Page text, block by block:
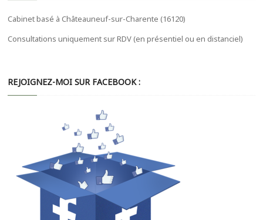
Cabinet basé à Châteauneuf-sur-Charente (16120)
Consultations uniquement sur RDV (en présentiel ou en distanciel)
REJOIGNEZ-MOI SUR FACEBOOK :